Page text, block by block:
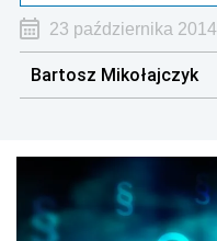
23 października
Bartosz Mikołajczyk